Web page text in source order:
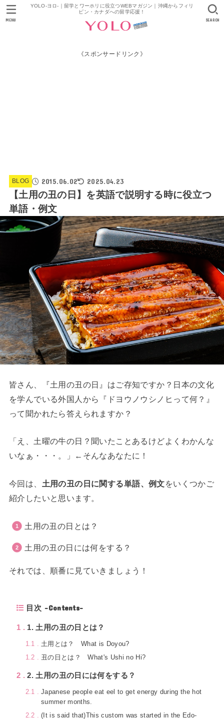
YOLO-ヨロ-｜留学とワーホリに役立つWEBマガジン｜沖縄からフィリ
ピン・カナダへの留学応援！
SEARCH
MENU
《スポンサードリンク》
BLOG 2015.06.02 2025.04.23
【土用の丑の日】を英語で説明する時に役立つ
単語・例文
皆さん、『土用の丑の日』はご存知ですか？日本の文化
を学んでいる外国人から『ドヨウノウシノヒって何？』
って聞かれたら答えられますか？
「え、土曜の牛の日？聞いたことあるけどよくわかんな
いなぁ・・・。」←そんなあなたに！
今回は、 土用の丑の日に関する単語、例文をいくつかご
紹介したいと思います。
土用の丑の日とは？
土用の丑の日には何をする？
それでは、順番に見ていきましょう！
目次 -Contents-
1 1. 土用の丑の日とは？
1.1
土用とは？ What is Doyou?
1.2
丑の日とは？ What's Ushi no Hi?
2 2. 土用の丑の日には何をする？
2.1
Japanese people eat eel to get energy during the hot
summer months.
2.2
(It is said that)This custom was started in the Edo-